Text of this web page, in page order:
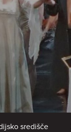
središče